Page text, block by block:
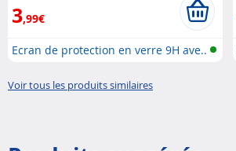
3,99€
Ecran de protection en verre 9H ave..
Voir tous les produits similaires